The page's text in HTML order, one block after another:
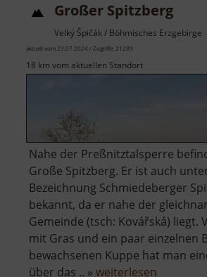
Großer Spitzberg
Velký Špičák / Böhmisches Erzgebirge
aktuell vom 23.07.2024 / Zugriffe: 21289
18 km vom aktuellen Standort
Nahe der Preßnitztalsperre
Große Spitzberg. Er ist auch
Bezeichnung Schmiedeberger
bekannt, da er nahe der
Gemeinde (tsch: Kovářská) liegt.
mit Gras und ein paar einzelnen
bewachsenen Kuppe hat man
über das .. » weiterlesen